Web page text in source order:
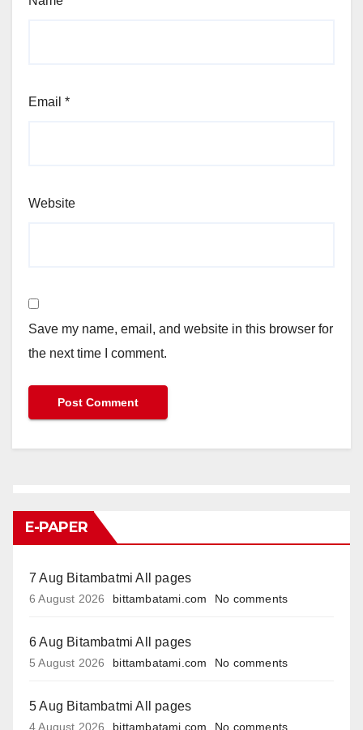
Email *
Website
Save my name, email, and website in this browser for
the next time I comment.
E-PAPER
7 Aug Bitambatmi All pages
6 August 2026 bittambatami.com No comments
6 Aug Bitambatmi All pages
5 August 2026 bittambatami.com No comments
5 Aug Bitambatmi All pages
4 August 2026 bittambatami.com No comments